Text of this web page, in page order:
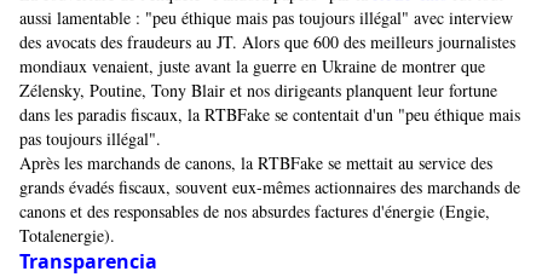
aussi lamentable : "peu éthique mais pas toujours illégal" avec interview
des avocats des fraudeurs au JT. Alors que 600 des meilleurs journalistes
mondiaux venaient, juste avant la guerre en Ukraine de montrer que
Zélensky, Poutine, Tony Blair et nos dirigeants planquent leur fortune
dans les paradis fiscaux, la RTBFake se contentait d'un "peu éthique mais
pas toujours illégal".
Après les marchands de canons, la RTBFake se mettait au service des
grands évadés fiscaux, souvent eux-mêmes actionnaires des marchands de
canons et des responsables de nos absurdes factures d'énergie (Engie,
Totalenergie).
Transparencia